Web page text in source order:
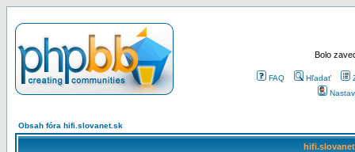
Bolo
FAQ Hľadať
Obsah fóra hifi.slovanet.sk